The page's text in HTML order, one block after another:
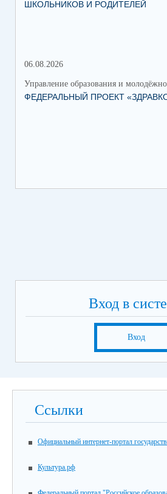
ШКОЛЬНИКОВ И РОДИТЕЛЕЙ
06.08.2026
Управление образования и
ФЕДЕРАЛЬНЫЙ ПРОЕКТ
Вход в
Вход
Ссылки
Официальный интернет-портал
Культура.рф